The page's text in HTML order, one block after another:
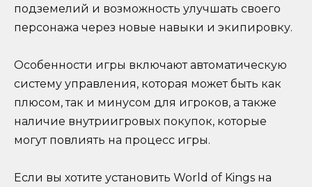
подземелий и возможность улучшать своего
персонажа через новые навыки и экипировку.
Особенности игры включают автоматическую
систему управления, которая может быть как
плюсом, так и минусом для игроков, а также
наличие внутриигровых покупок, которые
могут повлиять на процесс игры.
Если вы хотите установить World of Kings на